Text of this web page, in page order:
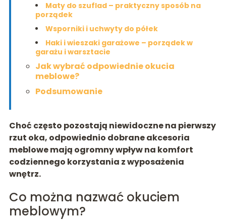
Maty do szuflad – praktyczny sposób na
porządek
Wsporniki i uchwyty do półek
Haki i wieszaki garażowe – porządek w
garażu i warsztacie
Jak wybrać odpowiednie okucia
meblowe?
Podsumowanie
Choć często pozostają niewidoczne na pierwszy
rzut oka, odpowiednio dobrane akcesoria
meblowe mają ogromny wpływ na komfort
codziennego korzystania z wyposażenia
wnętrz.
Co można nazwać okuciem
meblowym?